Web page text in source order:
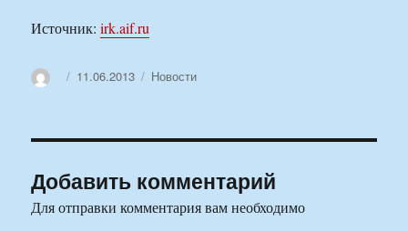
Источник:irk.aif.ru
АвторОпубликовано
11.06.2013 Рубрики
Новости
Добавить комментарий
Для отправки комментария вам необходимо